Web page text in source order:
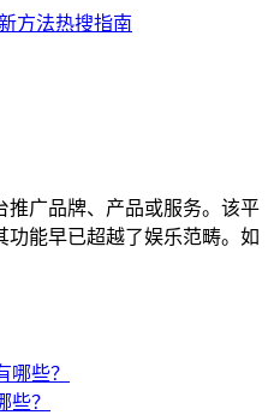
方法热搜指南
推广品牌、产品或服务。该平
功能早已超越了娱乐范畴。如
些？